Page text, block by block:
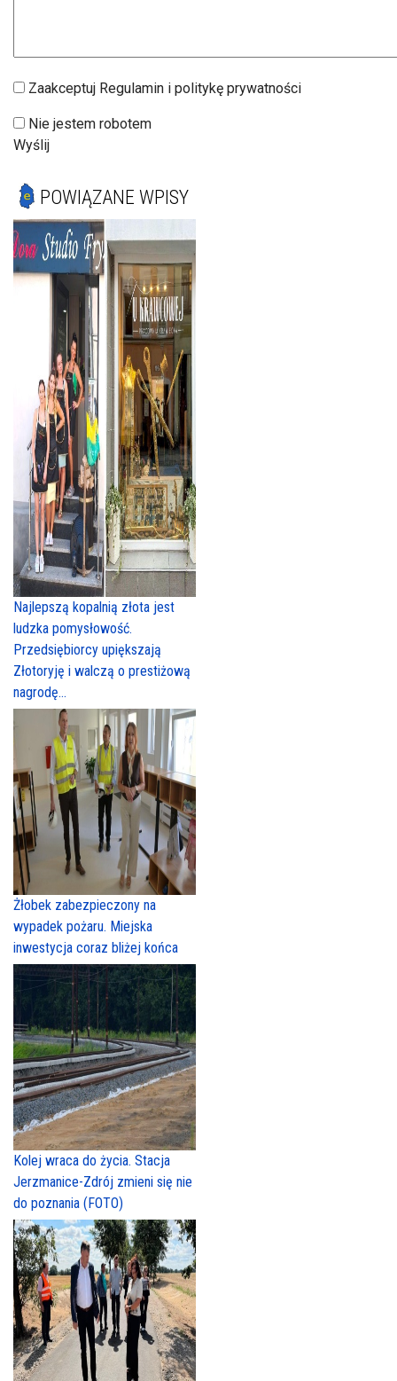
Zaakceptuj Regulamin i politykę prywatności
Nie jestem robotem
Wyślij
POWIĄZANE WPISY
Najlepszą kopalnią złota jest
ludzka pomysłowość.
Przedsiębiorcy upiększają
Złotoryję i walczą o prestiżową
nagrodę...
Żłobek zabezpieczony na
wypadek pożaru. Miejska
inwestycja coraz bliżej końca
Kolej wraca do życia. Stacja
Jerzmanice-Zdrój zmieni się nie
do poznania (FOTO)